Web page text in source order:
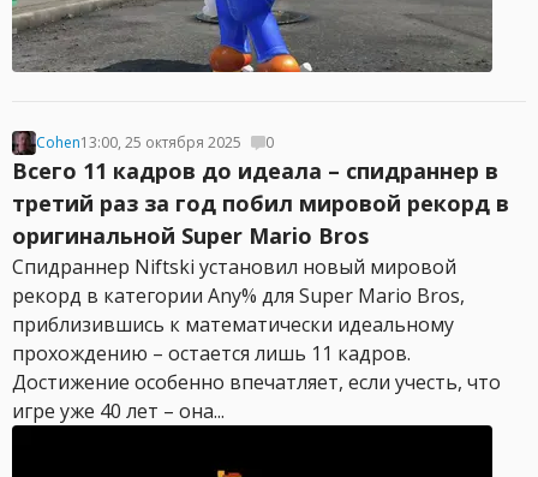
Cohen13:00, 25 октября 2025 0
Всего 11 кадров до идеала – спидраннер в
третий раз за год побил мировой рекорд в
оригинальной Super Mario Bros
Спидраннер Niftski установил новый мировой
рекорд в категории Any% для Super Mario Bros,
приблизившись к математически идеальному
прохождению – остается лишь 11 кадров.
Достижение особенно впечатляет, если учесть, что
игре уже 40 лет – она...